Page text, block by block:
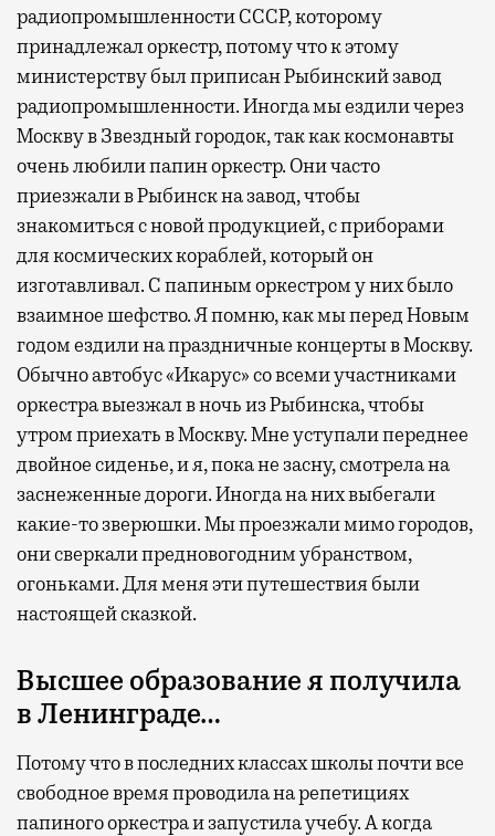
радиопромышленности СССР, которому
принадлежал оркестр, потому что к этому
министерству был приписан Рыбинский завод
радиопромышленности. Иногда мы ездили через
Москву в Звездный городок, так как космонавты
очень любили папин оркестр. Они часто
приезжали в Рыбинск на завод, чтобы
знакомиться с новой продукцией, с приборами
для космических кораблей, который он
изготавливал. С папиным оркестром у них было
взаимное шефство. Я помню, как мы перед Новым
годом ездили на праздничные концерты в Москву.
Обычно автобус «Икарус» со всеми участниками
оркестра выезжал в ночь из Рыбинска, чтобы
утром приехать в Москву. Мне уступали переднее
двойное сиденье, и я, пока не засну, смотрела на
заснеженные дороги. Иногда на них выбегали
какие-то зверюшки. Мы проезжали мимо городов,
они сверкали предновогодним убранством,
огоньками. Для меня эти путешествия были
настоящей сказкой.
Высшее образование я получила
в Ленинграде…
Потому что в последних классах школы почти все
свободное время проводила на репетициях
папиного оркестра и запустила учебу. А когда